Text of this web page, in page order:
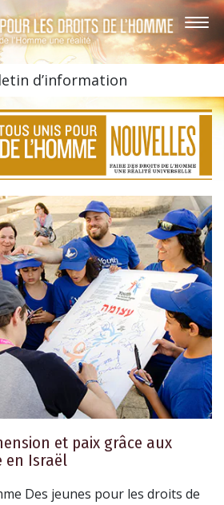
d’information
et paix grâce aux
en Israël
Des jeunes pour les droits de